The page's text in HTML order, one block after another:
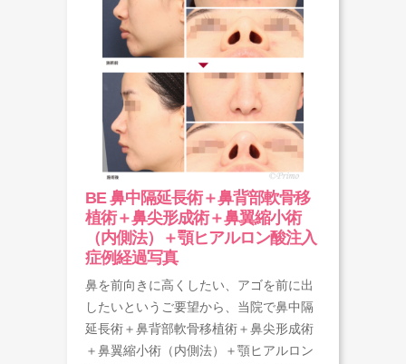
BE 鼻中隔延長術＋鼻背部軟骨移
植術＋鼻尖形成術＋鼻翼縮小術
（内側法）＋顎ヒアルロン酸注入
症例経過写真
鼻を前向きに高くしたい、アゴを前に出
したいというご要望から、当院で鼻中隔
延長術＋鼻背部軟骨移植術＋鼻尖形成術
＋鼻翼縮小術（内側法）＋顎ヒアルロン